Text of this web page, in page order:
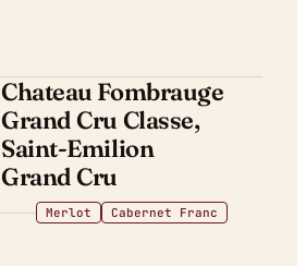
Chateau Fombrauge
Grand Cru Classe,
Saint-Emilion
Grand Cru
Merlot Cabernet Franc